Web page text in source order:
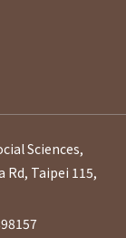
Sciences,
Rd, Taipei 115,